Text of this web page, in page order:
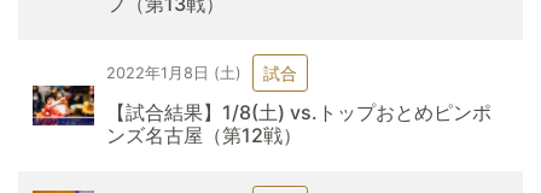
2022年1月8日 (土) 試合
【試合結果】1/8(土) vs.トップおとめピンポ
ンズ名古屋（第12戦）